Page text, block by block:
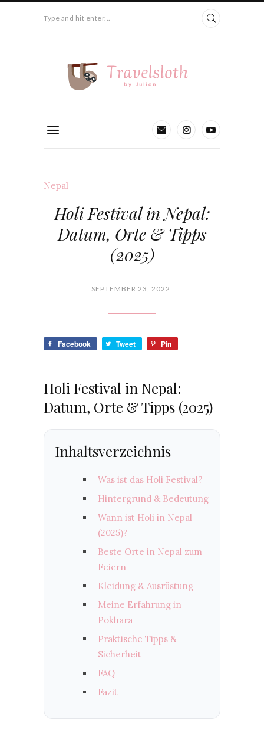
Type and hit enter...
Nepal
Holi Festival in Nepal:
Datum, Orte & Tipps
(2025)
SEPTEMBER 23, 2022
Facebook Tweet Pin
Holi Festival in Nepal:
Datum, Orte & Tipps (2025)
Inhaltsverzeichnis
Was ist das Holi Festival?
Hintergrund & Bedeutung
Wann ist Holi in Nepal
(2025)?
Beste Orte in Nepal zum
Feiern
Kleidung & Ausrüstung
Meine Erfahrung in
Pokhara
Praktische Tipps &
Sicherheit
FAQ
Fazit